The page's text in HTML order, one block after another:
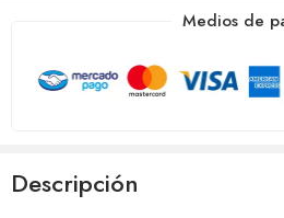
Medios de
Descripción